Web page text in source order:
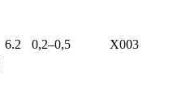
6.2 0,2–0,5 X003